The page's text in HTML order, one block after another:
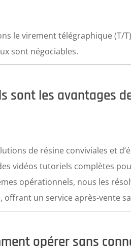
le virement télégraphique (T/
sont négociables.
sont les avantages
de résine conviviales et
vidéos tutoriels complètes
opérationnels, nous les
offrant un service après-vente
opérer sans